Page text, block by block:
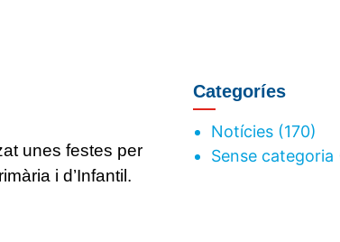
unes festes per
i d’Infantil.
Categoríes
Notícies(170)
Sense categoria